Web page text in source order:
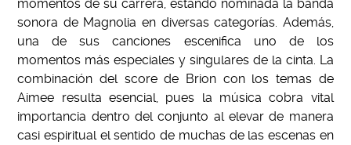
momentos de su carrera, estando nominada la banda
sonora de Magnolia en diversas categorías. Además,
una de sus canciones escenifica uno de los
momentos más especiales y singulares de la cinta. La
combinación del score de Brion con los temas de
Aimee resulta esencial, pues la música cobra vital
importancia dentro del conjunto al elevar de manera
casi espiritual el sentido de muchas de las escenas en